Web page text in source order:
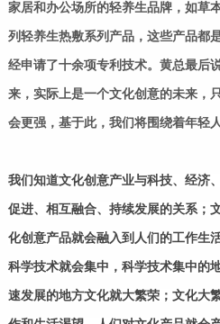
家居和办公场所的轻养生品牌，如草
列轻养生热敷系列产品，这些产品都
经申请了十余项专利技术。黄总最后
来，实际上是一个文化创意的未来，
会更强，基于此，我们将围绕着年轻
我们知道文化创意产业与科技、经济
促进、相互融合、持续发展的关系；
化创意产品就会融入到人们的工作生
科学技术就会集中，科学技术集中的
速发展的地方文化就大繁荣；文化大